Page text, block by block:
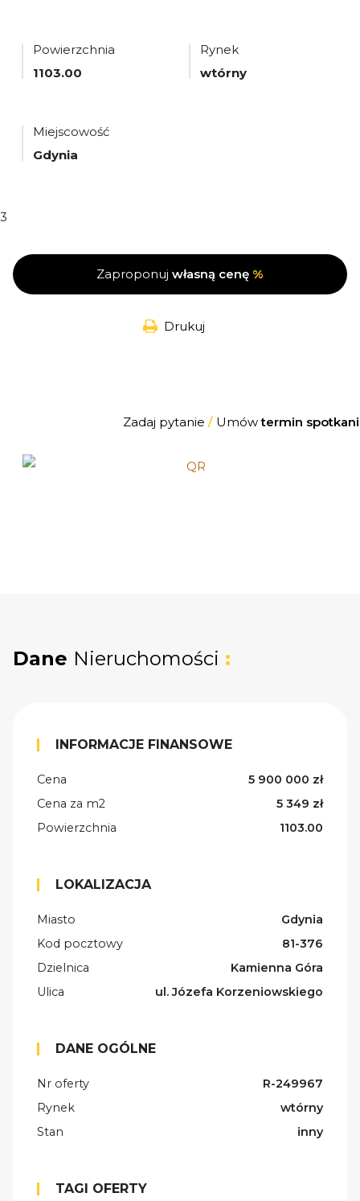
Powierzchnia
1103.00
Rynek
wtórny
Miejscowość
Gdynia
3
Zaproponuj własną cenę %
Drukuj
Zadaj pytanie /Umówtermin
Dane Nieruchomości :
INFORMACJE FINANSOWE
Cena
5 900 000 zł
Cena za m2
5 349 zł
Powierzchnia
1103.00
LOKALIZACJA
Miasto
Gdynia
Kod pocztowy
81-376
Dzielnica
Kamienna Góra
Ulica
ul. Józefa Korzeniowskiego
DANE OGÓLNE
Nr oferty
R-249967
Rynek
wtórny
Stan
inny
TAGI OFERTY